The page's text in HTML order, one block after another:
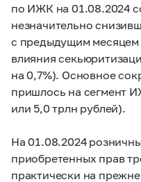
по ИЖК на 01.08.2024
незначительно
с предыдущим месяцем
влияния
на 0,7%). Основное
пришлось на сегмент
или 5,0 трлн рублей).
На 01.08.2024
приобретенных прав
практически на